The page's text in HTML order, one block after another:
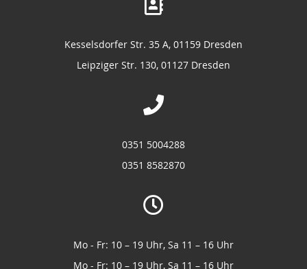
Kesselsdorfer Str. 35 A, 01159 Dresden
Leipziger Str. 130, 01127 Dresden
0351 5004288
0351 8582870
Mo - Fr: 10 – 19 Uhr, Sa 11 – 16 Uhr
Mo - Fr: 10 – 19 Uhr, Sa 11 – 16 Uhr